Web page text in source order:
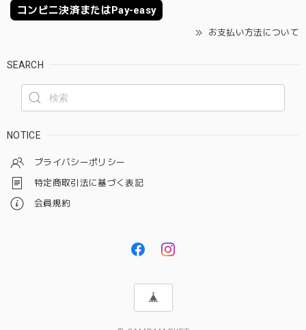
コンビニ決済またはPay-easy
お支払い方法について
SEARCH
NOTICE
プライバシーポリシー
特定商取引法に基づく表記
会員規約